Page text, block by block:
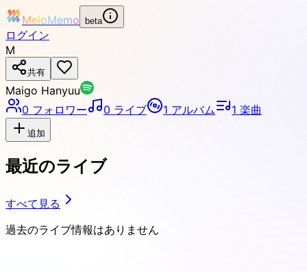
MeloMemo beta
ログイン
M
共有
Maigo Hanyuu
0 フォロワー 0 ライブ 1 アルバム 1 楽曲
追加
最近のライブ
すべて見る
過去のライブ情報はありません